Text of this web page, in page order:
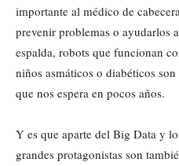
importante al médico de
prevenir problemas o ayudarlos
espalda, robots que funcionan
niños asmáticos o diabéticos
que nos espera en pocos años.
Y es que aparte del Big Data y
grandes protagonistas son